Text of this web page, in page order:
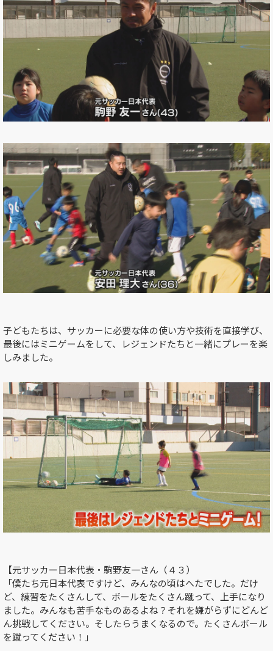
子どもたちは、サッカーに必要な体の使い方や技術を直接学び、
最後にはミニゲームをして、レジェンドたちと一緒にプレーを楽
しみました。
【元サッカー日本代表・駒野友一さん（４３）
「僕たち元日本代表ですけど、みんなの頃はへたでした。だけ
ど、練習をたくさんして、ボールをたくさん蹴って、上手になり
ました。みんなも苦手なものあるよね？それを嫌がらずにどんど
ん挑戦してください。そしたらうまくなるので。たくさんボール
を蹴ってください！」